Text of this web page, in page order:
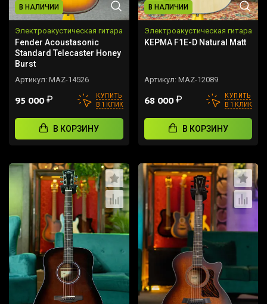
В НАЛИЧИИ
Электроакустическая гитара
Fender Acoustasonic
Standard Telecaster Honey
Burst
Артикул: MAZ-14526
95 000₽
КУПИТЬ
В 1 КЛИК
В КОРЗИНУ
В НАЛИЧИИ
Электроакустическая гитара
KEPMA F1E-D Natural Matt
Артикул: MAZ-12089
68 000₽
КУПИТЬ
В 1 КЛИК
В КОРЗИНУ